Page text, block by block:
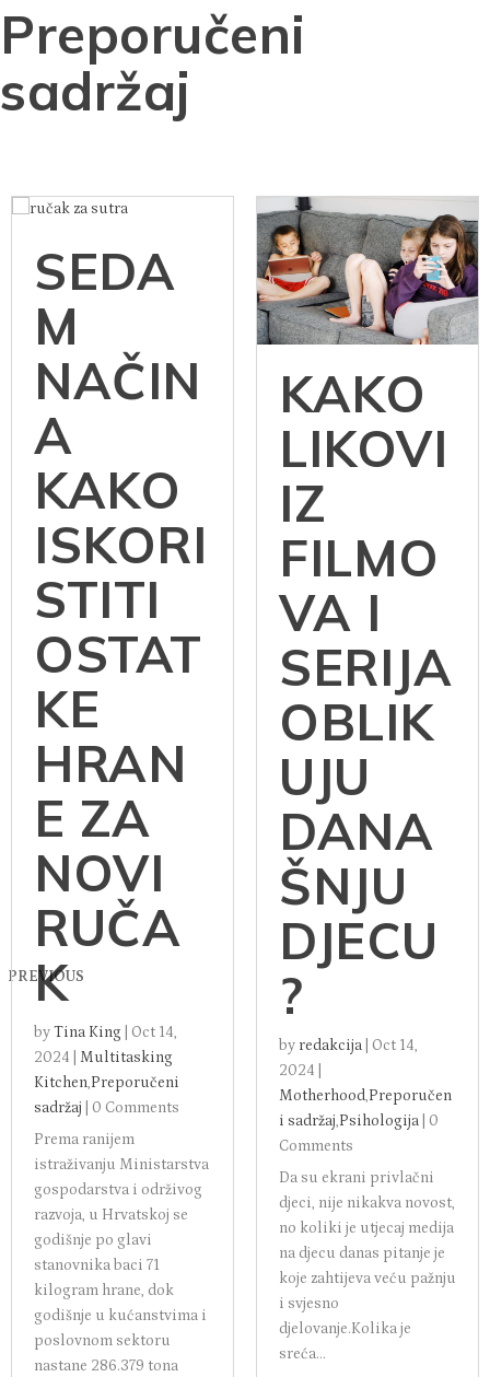
Preporučeni
sadržaj
PREVIOUS
SEDA
M
NAČIN
A
KAKO
ISKORI
STITI
OSTAT
KE
HRAN
E ZA
NOVI
RUČA
K
byTina King
Oct 14,
2024
Multitasking
Kitchen,Preporučeni
sadržaj
0 Comments
Prema ranijem
istraživanju Ministarstva
gospodarstva i održivog
razvoja, u Hrvatskoj se
godišnje po glavi
stanovnika baci 71
kilogram hrane, dok
godišnje u kućanstvima i
poslovnom sektoru
nastane 286.379 tona
KAKO
LIKOVI
IZ
FILMO
VA I
SERIJA
OBLIK
UJU
DANA
ŠNJU
DJECU
?
by redakcija
Oct 14,
2024
Motherhood,Preporučen
i sadržaj,Psihologija
0
Comments
Da su ekrani privlačni
djeci, nije nikakva novost,
no koliki je utjecaj medija
na djecu danas pitanje je
koje zahtijeva veću pažnju
i svjesno
djelovanje.Kolika je
sreća...